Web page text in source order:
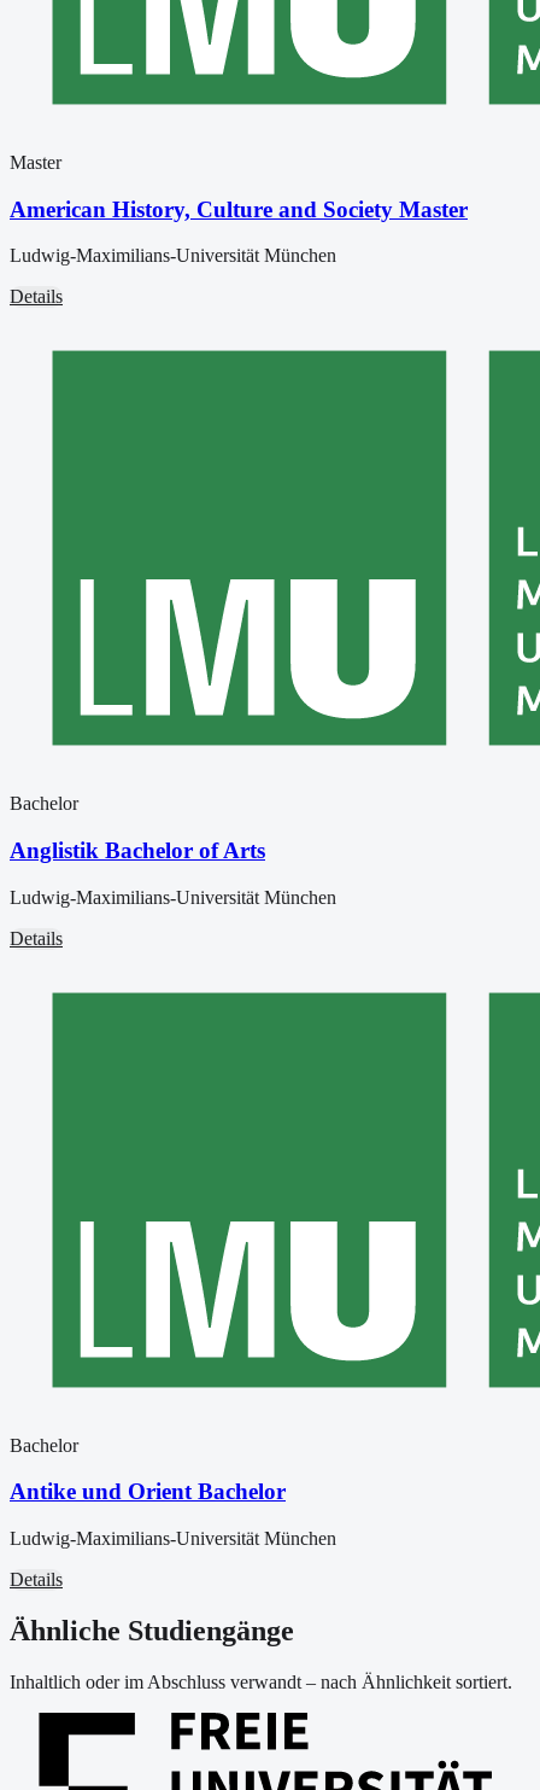
Master
American History, Culture and Society Master
Ludwig-Maximilians-Universität München
Details
Bachelor
Anglistik Bachelor of Arts
Ludwig-Maximilians-Universität München
Details
Bachelor
Antike und Orient Bachelor
Ludwig-Maximilians-Universität München
Details
Ähnliche Studiengänge
Inhaltlich oder im Abschluss verwandt – nach Ähnlichkeit sortiert.